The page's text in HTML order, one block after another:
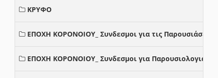
ΚΡΥΦΟ
ΕΠΟΧΗ ΚΟΡΟΝΟΙΟΥ_ Συνδεσμοι για τις Παρουσιάσεις
ΕΠΟΧΗ ΚΟΡΟΝΟΙΟΥ_ Συνδεσμοι για Παρουσιολογια